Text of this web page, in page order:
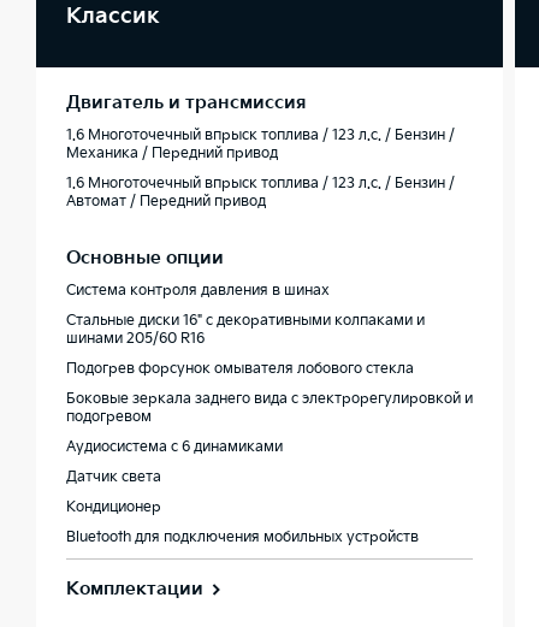
Классик
Двигатель и трансмиссия
1.6 Многоточечный впрыск топлива / 123 л.с. / Бензин /
Механика / Передний привод
1.6 Многоточечный впрыск топлива / 123 л.с. / Бензин /
Автомат / Передний привод
Основные опции
Система контроля давления в шинах
Стальные диски 16" с декоративными колпаками и
шинами 205/60 R16
Подогрев форсунок омывателя лобового стекла
Боковые зеркала заднего вида с электрорегулировкой и
подогревом
Аудиосистема с 6 динамиками
Датчик света
Кондиционер
Bluetooth для подключения мобильных устройств
Комплектации